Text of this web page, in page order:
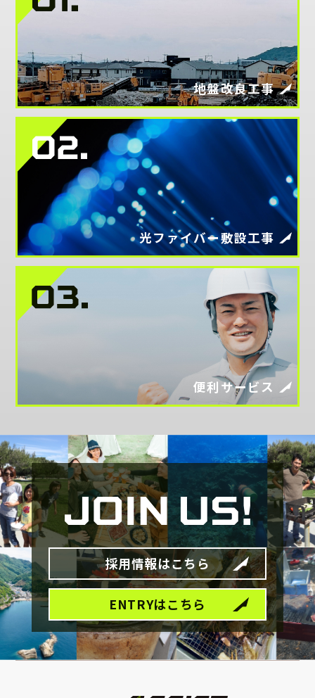
地盤改良工事
光ファイバー敷設工事
便利サービス
採用情報はこちら
ENTRYはこちら